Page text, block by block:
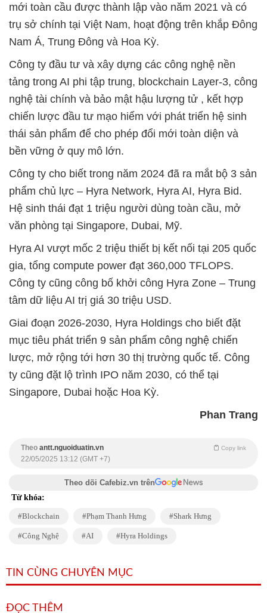
mới toàn cầu được thành lập vào năm 2021 và có
trụ sở chính tại Việt Nam, hoạt động trên khắp Đông
Nam Á, Trung Đông và Hoa Kỳ.
Công ty đầu tư và xây dựng các công nghệ nền
tảng trong AI phi tập trung, blockchain Layer-3, công
nghệ tài chính và bảo mật hậu lượng tử , kết hợp
chiến lược đầu tư mạo hiểm với phát triển hệ sinh
thái sản phẩm để cho phép đổi mới toàn diện và
bền vững ở quy mô lớn.
Công ty cho biết trong năm 2024 đã ra mắt bộ 3 sản
phẩm chủ lực – Hyra Network, Hyra AI, Hyra Bid.
Hệ sinh thái đạt 1 triệu người dùng toàn cầu, mở
văn phòng tại Singapore, Dubai, Mỹ.
Hyra AI vượt mốc 2 triệu thiết bị kết nối tại 205 quốc
gia, tổng compute power đạt 360,000 TFLOPS.
Công ty cũng công bố khởi công Hyra Zone – Trung
tâm dữ liệu AI trị giá 30 triệu USD.
Giai đoạn 2026-2030, Hyra Holdings cho biết đặt
mục tiêu phát triển 9 sản phẩm công nghệ chiến
lược, mở rộng tới hơn 30 thị trường quốc tế. Công
ty cũng đặt lộ trình IPO năm 2030, có thể tại
Singapore, Dubai hoặc Hoa Kỳ.
Phan Trang
Theo antt.nguoiduatin.vn Copy link
22/05/2025 13:12 (GMT +7)
Theo dõi Cafebiz.vn trên
Từ khóa:
Blockchain Phạm Thanh Hưng Shark Hưng
Công Nghệ AI Hyra Holdings
TIN CÙNG CHUYÊN MỤC
ĐỌC THÊM